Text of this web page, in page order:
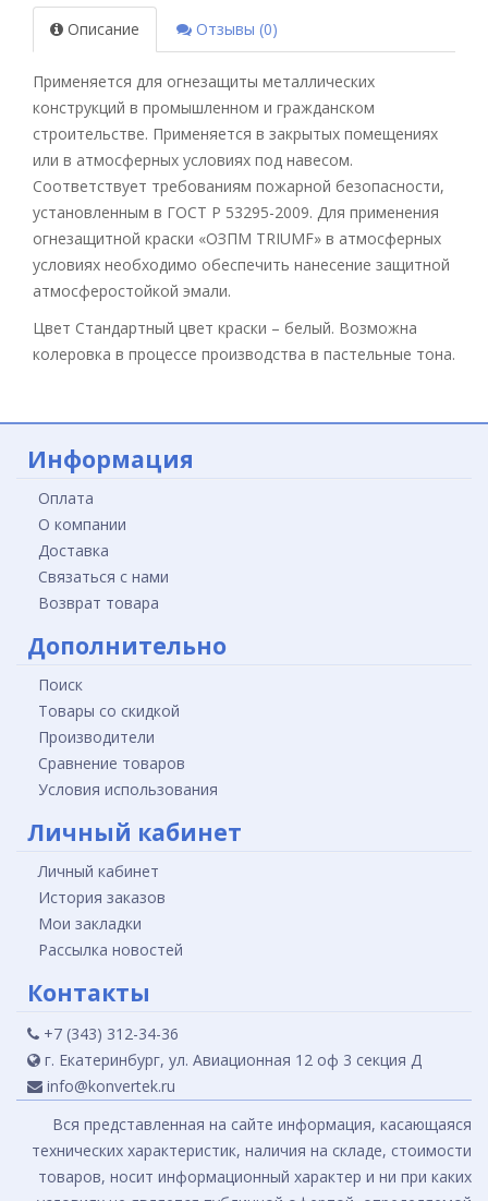
Описание Отзывы (0)
Применяется для огнезащиты металлических
конструкций в промышленном и гражданском
строительстве. Применяется в закрытых помещениях
или в атмосферных условиях под навесом.
Соответствует требованиям пожарной безопасности,
установленным в ГОСТ Р 53295-2009. Для применения
огнезащитной краски «ОЗПМ TRIUMF» в атмосферных
условиях необходимо обеспечить нанесение защитной
атмосферостойкой эмали.
Цвет Стандартный цвет краски – белый. Возможна
колеровка в процессе производства в пастельные тона.
Информация
Оплата
О компании
Доставка
Связаться с нами
Возврат товара
Дополнительно
Поиск
Товары со скидкой
Производители
Сравнение товаров
Условия использования
Личный кабинет
Личный кабинет
История заказов
Мои закладки
Рассылка новостей
Контакты
+7 (343) 312-34-36
г. Екатеринбург, ул. Авиационная 12 оф 3 секция Д
info@konvertek.ru
Вся представленная на сайте информация, касающаяся
технических характеристик, наличия на складе, стоимости
товаров, носит информационный характер и ни при каких